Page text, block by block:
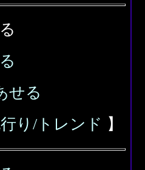
せる
り/トレンド 】